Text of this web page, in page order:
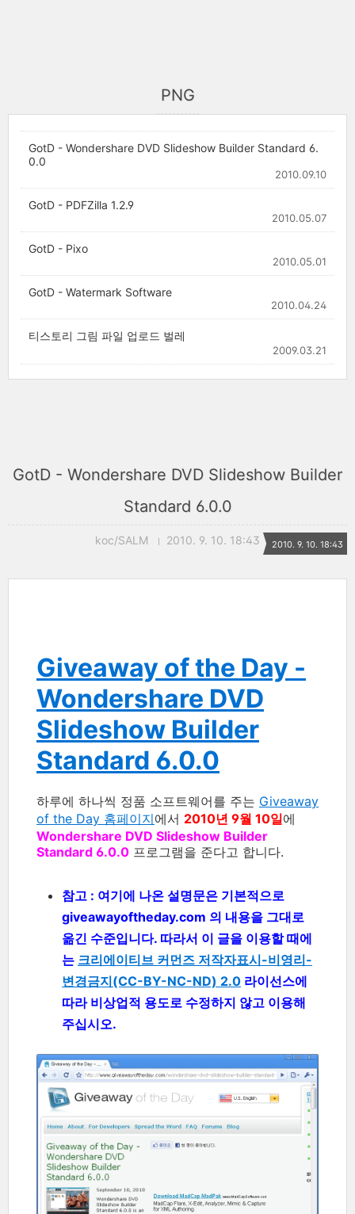
PNG
GotD - Wondershare DVD Slideshow Builder Standard 6.
0.0
2010.09.10
GotD - PDFZilla 1.2.9
2010.05.07
GotD - Pixo
2010.05.01
GotD - Watermark Software
2010.04.24
티스토리 그림 파일 업로드 벌레
2009.03.21
GotD - Wondershare DVD Slideshow Builder
Standard 6.0.0
koc/SALM 2010. 9. 10. 18:43 2010. 9. 10. 18:43
Giveaway of the Day -
Wondershare DVD
Slideshow Builder
Standard 6.0.0
하루에 하나씩 정품 소프트웨어를 주는 Giveaway
of the Day 홈페이지에서 2010년 9월 10일에
Wondershare DVD Slideshow Builder
Standard 6.0.0 프로그램을 준다고 합니다.
참고 : 여기에 나온 설명문은 기본적으로
giveawayoftheday.com 의 내용을 그대로
옮긴 수준입니다. 따라서 이 글을 이용할 때에
는 크리에이티브 커먼즈 저작자표시-비영리-
변경금지(CC-BY-NC-ND) 2.0 라이선스에
따라 비상업적 용도로 수정하지 않고 이용해
주십시오.